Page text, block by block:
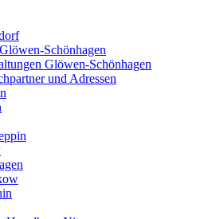
Schönhagen
Glöwen-Schönhagen
und Adressen